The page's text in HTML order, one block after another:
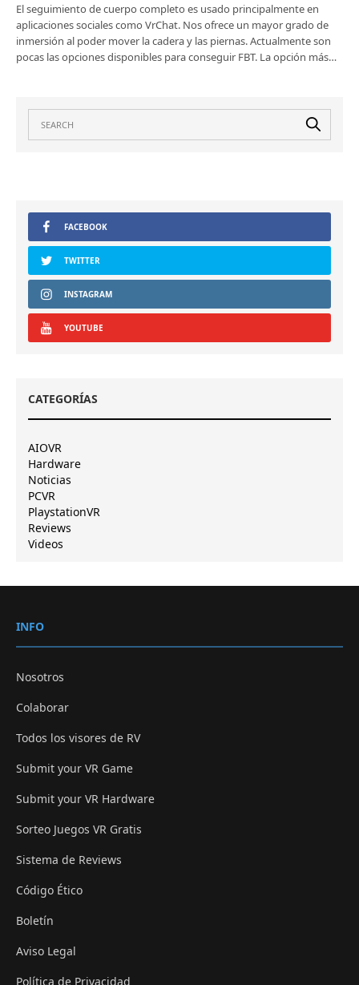
El seguimiento de cuerpo completo es usado principalmente en
aplicaciones sociales como VrChat. Nos ofrece un mayor grado de
inmersión al poder mover la cadera y las piernas. Actualmente son
pocas las opciones disponibles para conseguir FBT. La opción más…
FACEBOOK
TWITTER
INSTAGRAM
YOUTUBE
CATEGORÍAS
AIOVR
Hardware
Noticias
PCVR
PlaystationVR
Reviews
Videos
INFO
Nosotros
Colaborar
Todos los visores de RV
Submit your VR Game
Submit your VR Hardware
Sorteo Juegos VR Gratis
Sistema de Reviews
Código Ético
Boletín
Aviso Legal
Política de Privacidad